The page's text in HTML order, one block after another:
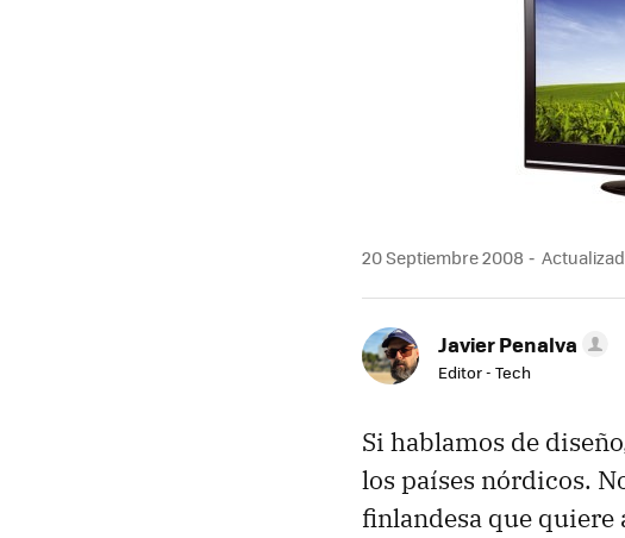
20 Septiembre 2008
Javier Penalva
Editor - Tech
Si hablamos de
los países nórdicos.
finlandesa que quiere